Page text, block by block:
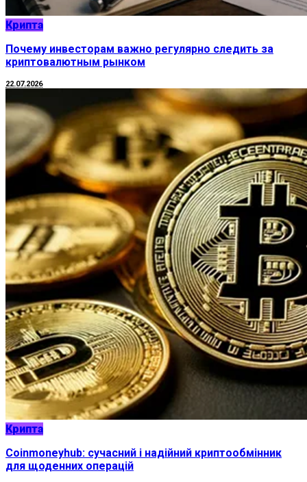
Крипта
Почему инвесторам важно регулярно следить за
криптовалютным рынком
22.07.2026
Крипта
Coinmoneyhub: сучасний і надійний криптообмінник
для щоденних операцій